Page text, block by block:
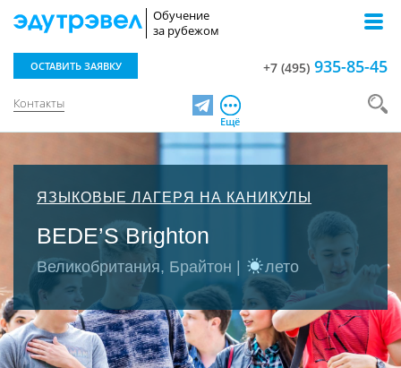
Обучение
за рубежом
Контакты
ОСТАВИТЬ ЗАЯВКУ +7 (495) 935-85-45
TelegramЕщё
ЯЗЫКОВЫЕ ЛАГЕРЯ НА КАНИКУЛЫ
BEDE’S Brighton
Великобритания, Брайтон | лето